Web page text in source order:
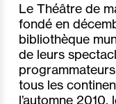
Le Théâtre de
fondé en
bibliothèque
de leurs
tous les
l’automne